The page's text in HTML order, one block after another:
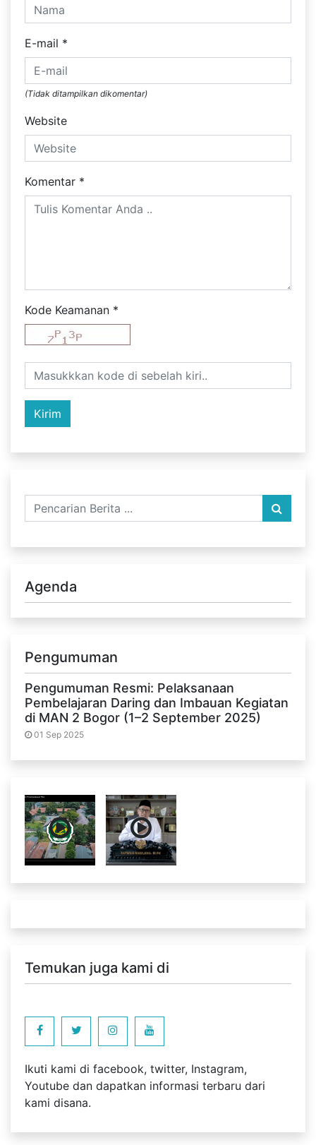
E-mail *
(Tidak ditampilkan dikomentar)
Website
Komentar *
Kode Keamanan *
Agenda
Pengumuman
Pengumuman Resmi: Pelaksanaan
Pembelajaran Daring dan Imbauan Kegiatan
di MAN 2 Bogor (1–2 September 2025)
01 Sep 2025
Temukan juga kami di
Ikuti kami di facebook, twitter, Instagram,
Youtube dan dapatkan informasi terbaru dari
kami disana.